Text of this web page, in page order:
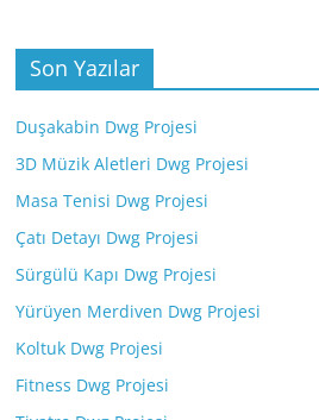
Son Yazılar
Duşakabin Dwg Projesi
3D Müzik Aletleri Dwg Projesi
Masa Tenisi Dwg Projesi
Çatı Detayı Dwg Projesi
Sürgülü Kapı Dwg Projesi
Yürüyen Merdiven Dwg Projesi
Koltuk Dwg Projesi
Fitness Dwg Projesi